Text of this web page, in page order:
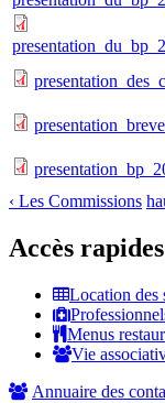
‹ Les Commissions
Accès rapides
Location des
Menus
Vie
Annuaire des